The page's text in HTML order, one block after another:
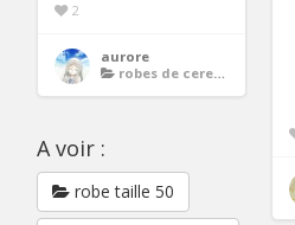
2
aurore
robes de ceremonie enfants
A voir :
robe taille 50